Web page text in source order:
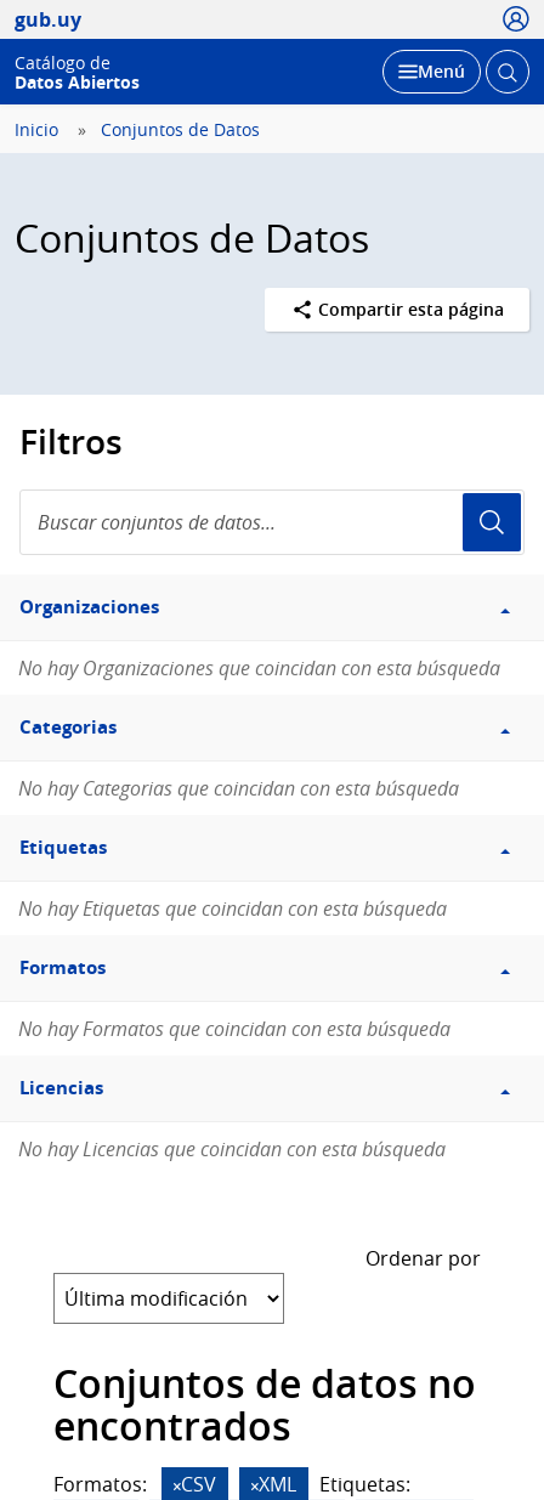
gub.uy
Catálogo de
Datos Abiertos
Desplegar
Menú Abrir
Inicio Conjuntos de Datos
Conjuntos de Datos
Compartir esta página
Filtros
conjuntos
de
Filtro
Organizaciones
Organizaciones
No hay Organizaciones que coincidan con esta búsqueda
Filtro
Categorias
Categorias
No hay Categorias que coincidan con esta búsqueda
Filtro
Etiquetas
Etiquetas
No hay Etiquetas que coincidan con esta búsqueda
Filtro
Formatos
Formatos
No hay Formatos que coincidan con esta búsqueda
Filtro
Licencias
Licencias
No hay Licencias que coincidan con esta búsqueda
Ordenar por
Conjuntos de datos no
encontrados
Formatos: CSV XML
Etiquetas: